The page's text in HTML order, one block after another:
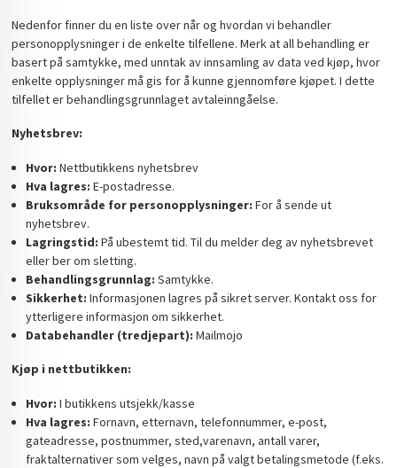
Nedenfor finner du en liste over når og hvordan vi behandler
personopplysninger i de enkelte tilfellene. Merk at all behandling er
basert på samtykke, med unntak av innsamling av data ved kjøp, hvor
enkelte opplysninger må gis for å kunne gjennomføre kjøpet. I dette
tilfellet er behandlingsgrunnlaget avtaleinngåelse.
Nyhetsbrev:
Hvor: Nettbutikkens nyhetsbrev
Hva lagres: E-postadresse.
Bruksområde for personopplysninger: For å sende ut
nyhetsbrev.
Lagringstid: På ubestemt tid. Til du melder deg av nyhetsbrevet
eller ber om sletting.
Behandlingsgrunnlag: Samtykke.
Sikkerhet: Informasjonen lagres på sikret server. Kontakt oss for
ytterligere informasjon om sikkerhet.
Databehandler (tredjepart): Mailmojo
Kjøp i nettbutikken:
Hvor: I butikkens utsjekk/kasse
Hva lagres: Fornavn, etternavn, telefonnummer, e-post,
gateadresse, postnummer, sted,varenavn, antall varer,
fraktalternativer som velges, navn på valgt betalingsmetode (f.eks.